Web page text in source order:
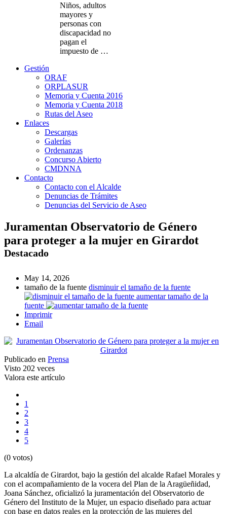
Niños, adultos
mayores y
personas con
discapacidad no
pagan el
impuesto de …
Gestión
ORAF
ORPLASUR
Memoria y Cuenta 2016
Memoria y Cuenta 2018
Rutas del Aseo
Enlaces
Descargas
Galerías
Ordenanzas
Concurso Abierto
CMDNNA
Contacto
Contacto con el Alcalde
Denuncias de Trámites
Denuncias del Servicio de Aseo
Juramentan Observatorio de Género
para proteger a la mujer en Girardot
Destacado
May 14, 2026
tamaño de la fuente disminuir el tamaño de la fuente
aumentar tamaño de la
fuente
Imprimir
Email
Publicado en Prensa
Visto 202 veces
Valora este artículo
1
2
3
4
5
(0 votos)
La alcaldía de Girardot, bajo la gestión del alcalde Rafael Morales y
con el acompañamiento de la vocera del Plan de la Aragüeñidad,
Joana Sánchez, oficializó la juramentación del Observatorio de
Género del Instituto de la Mujer, un espacio diseñado para actuar
con base en datos reales en la protección de las mujeres del